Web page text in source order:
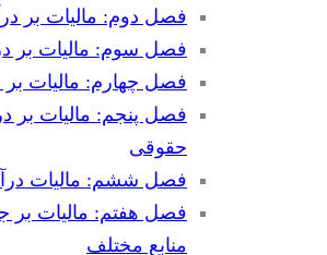
فصل دوم: مالیات بر
فصل سوم: مالیات بر
فصل چهارم: مالیات
فصل پنجم: مالیات بر
حقوقی
فصل ششم: مالیات
فصل هفتم: مالیات بر
منابع مختلف